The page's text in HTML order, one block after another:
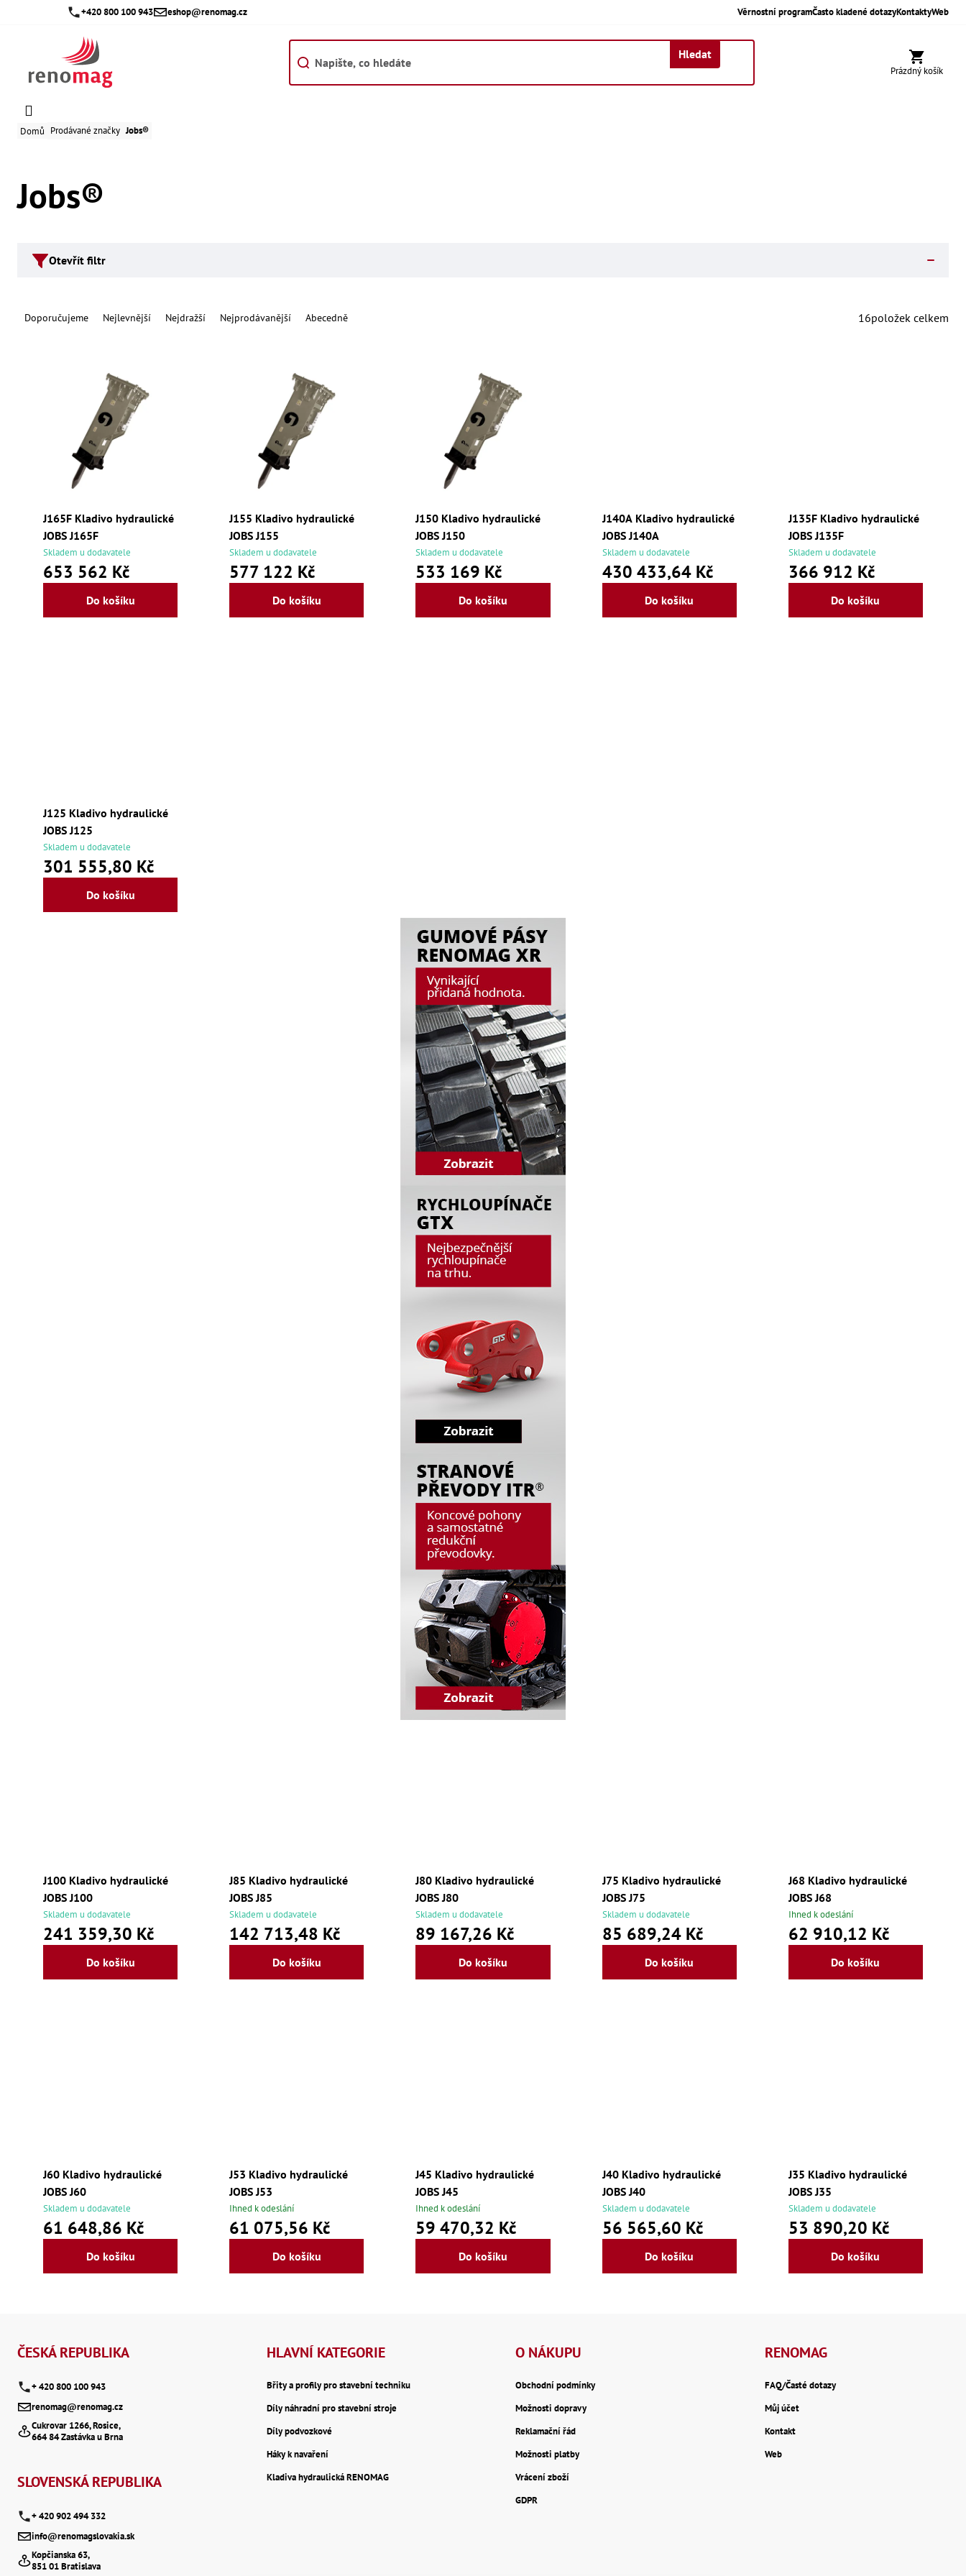
+420 800 100 943 eshop@renomag.cz Věrnostní programČasto kladené dotazyKontaktyWeb
Hledat
Nákupní
Prázdný košík
Domů Prodávané značky Jobs®
Jobs®
Otevřít filtr
Ř
Doporučujeme Nejlevnější Nejdražší Nejprodávanější Abecedně 16položek celkem
J165F Kladivo hydraulické
JOBS J165F
Skladem u dodavatele
653 562 Kč
Do košíku
J155 Kladivo hydraulické
JOBS J155
Skladem u dodavatele
577 122 Kč
Do košíku
J150 Kladivo hydraulické
JOBS J150
Skladem u dodavatele
533 169 Kč
Do košíku
J140A Kladivo hydraulické
JOBS J140A
Skladem u dodavatele
430 433,64 Kč
Do košíku
J135F Kladivo hydraulické
JOBS J135F
Skladem u dodavatele
366 912 Kč
Do košíku
J125 Kladivo hydraulické
JOBS J125
Skladem u dodavatele
301 555,80 Kč
Do košíku
J100 Kladivo hydraulické
JOBS J100
Skladem u dodavatele
241 359,30 Kč
Do košíku
J85 Kladivo hydraulické
JOBS J85
Skladem u dodavatele
142 713,48 Kč
Do košíku
J80 Kladivo hydraulické
JOBS J80
Skladem u dodavatele
89 167,26 Kč
Do košíku
J75 Kladivo hydraulické
JOBS J75
Skladem u dodavatele
85 689,24 Kč
Do košíku
J68 Kladivo hydraulické
JOBS J68
Ihned k odeslání
62 910,12 Kč
Do košíku
J60 Kladivo hydraulické
JOBS J60
Skladem u dodavatele
61 648,86 Kč
Do košíku
J53 Kladivo hydraulické
JOBS J53
Ihned k odeslání
61 075,56 Kč
Do košíku
J45 Kladivo hydraulické
JOBS J45
Ihned k odeslání
59 470,32 Kč
Do košíku
J40 Kladivo hydraulické
JOBS J40
Skladem u dodavatele
56 565,60 Kč
Do košíku
J35 Kladivo hydraulické
JOBS J35
Skladem u dodavatele
53 890,20 Kč
Do košíku
ČESKÁ REPUBLIKA
+ 420 800 100 943
renomag@renomag.cz
Cukrovar 1266, Rosice,
664 84 Zastávka u Brna
SLOVENSKÁ REPUBLIKA
+ 420 902 494 332
info@renomagslovakia.sk
Kopčianska 63,
851 01 Bratislava
HLAVNÍ KATEGORIE
Břity a profily pro stavební techniku
Díly náhradní pro stavební stroje
Díly podvozkové
Háky k navaření
Kladiva hydraulická RENOMAG
O NÁKUPU
Obchodní podmínky
Možnosti dopravy
Reklamační řád
Možnosti platby
Vrácení zboží
GDPR
RENOMAG
FAQ/Časté dotazy
Můj účet
Kontakt
Web